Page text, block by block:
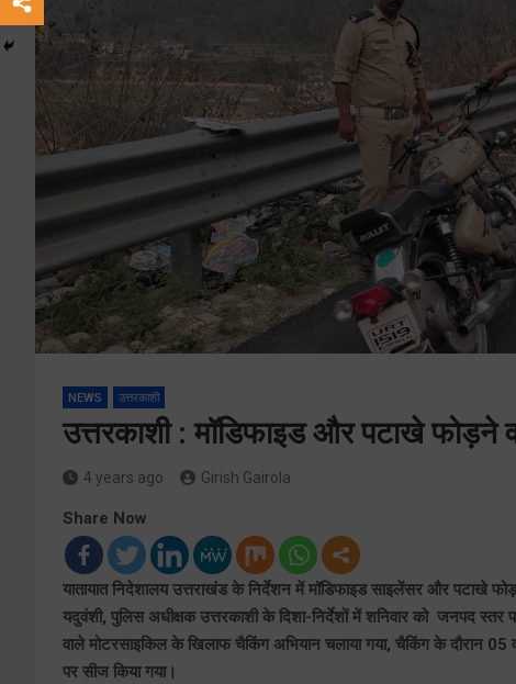
NEWS उत्तरकाशी
उत्तरकाशी : मॉडिफाइड और पटाखे फोड़ने
4 years ago Girish Gairola
Share Now
यातायात निदेशालय उत्तराखंड के निर्देशन में मॉडिफाइड साइलेंसर और पटाखे
यदुवंशी, पुलिस अधीक्षक उत्तरकाशी के दिशा-निर्देशों में शनिवार को जनपद
वाले मोटरसाइकिल के खिलाफ चैकिंग अभियान चलाया गया, चैकिंग के दौरान 05
पर सीज किया गया।